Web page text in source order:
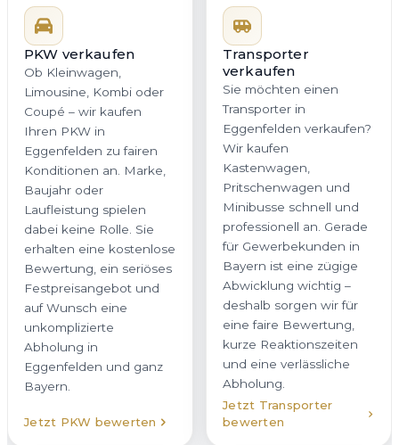
PKW verkaufen
Ob Kleinwagen,
Limousine, Kombi oder
Coupé – wir kaufen
Ihren PKW in
Eggenfelden zu fairen
Konditionen an. Marke,
Baujahr oder
Laufleistung spielen
dabei keine Rolle. Sie
erhalten eine kostenlose
Bewertung, ein seriöses
Festpreisangebot und
auf Wunsch eine
unkomplizierte
Abholung in
Eggenfelden und ganz
Bayern.
Jetzt PKW bewerten
Transporter
verkaufen
Sie möchten einen
Transporter in
Eggenfelden verkaufen?
Wir kaufen
Kastenwagen,
Pritschenwagen und
Minibusse schnell und
professionell an. Gerade
für Gewerbekunden in
Bayern ist eine zügige
Abwicklung wichtig –
deshalb sorgen wir für
eine faire Bewertung,
kurze Reaktionszeiten
und eine verlässliche
Abholung.
Jetzt Transporter
bewerten